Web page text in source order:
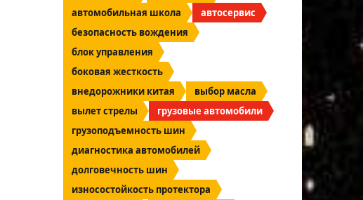
автомобильная школа
автосервис
безопасность вождения
блок управления
боковая жесткость
внедорожники китая
выбор масла
вылет стрелы
грузовые автомобили
грузоподъемность шин
диагностика автомобилей
долговечность шин
износостойкость протектора